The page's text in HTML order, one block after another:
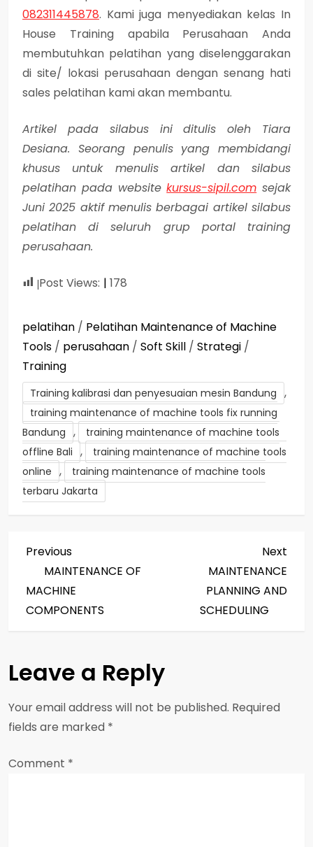
082311445878. Kami juga menyediakan kelas In
House Training apabila Perusahaan Anda
membutuhkan pelatihan yang diselenggarakan
di site/ lokasi perusahaan dengan senang hati
sales pelatihan kami akan membantu.
Artikel pada silabus ini ditulis oleh Tiara
Desiana. Seorang penulis yang membidangi
khusus untuk menulis artikel dan silabus
pelatihan pada websitekursus-sipil.com sejak
Juni 2025 aktif menulis berbagai artikel silabus
pelatihan di seluruh grup portal training
perusahaan.
Post Views: 178
pelatihan / Pelatihan Maintenance of Machine
Tools / perusahaan / Soft Skill / Strategi /
Training
Training kalibrasi dan penyesuaian mesin Bandung ,
training maintenance of machine tools fix running
Bandung ,
training maintenance of machine tools
offline Bali ,
training maintenance of machine tools
online ,
training maintenance of machine tools
terbaru Jakarta
P
o
s
n
a
v
i
Previous
Post
Previous
MAINTENANCE OF
MACHINE
COMPONENTS
Next
MAINTENANCE
PLANNING AND
SCHEDULING
Leave a Reply
Your email address will not be published. Required
fields are marked *
Comment *